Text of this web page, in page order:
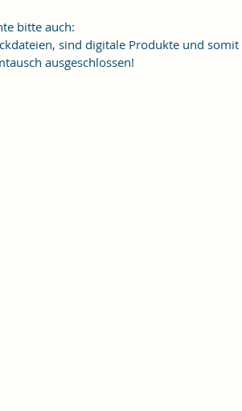
bitte auch:
sind digitale Produkte und
ausgeschlossen!